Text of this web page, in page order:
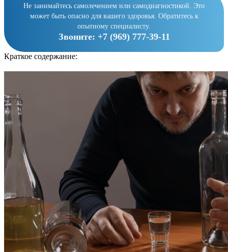
Не занимайтесь самолечением или самодиагностикой. Это
может быть опасно для вашего здоровья. Обратитесь к
опытному специалисту.
Звоните: +7 (969) 777-39-11
Краткое содержание: